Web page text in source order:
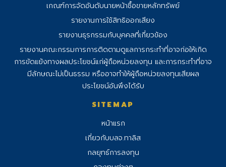
เกณฑ์การจัดอันดับนายหน้าซื้อขายหลักทรัพย์
รายงานการใช้สิทธิออกเสียง
รายงานธุรกรรมกับบุคคลที่เกี่ยวข้อง
รายงานคณะกรรมการการติดตามดูแลการกระทําที่อาจก่อให้เกิด
การขัดแย้งทางผลประโยชน์แก่ผู้ถือหน่วยลงทุน และการกระทําที่อาจ
มีลักษณะไม่เป็นธรรม หรืออาจทําให้ผู้ถือหน่วยลงทุนเสียผล
ประโยชน์อันพึงได้รับ
SITEMAP
หน้าแรก
เกี่ยวกับบลจ.ทาลิส
กลยุทธ์การลงทุน